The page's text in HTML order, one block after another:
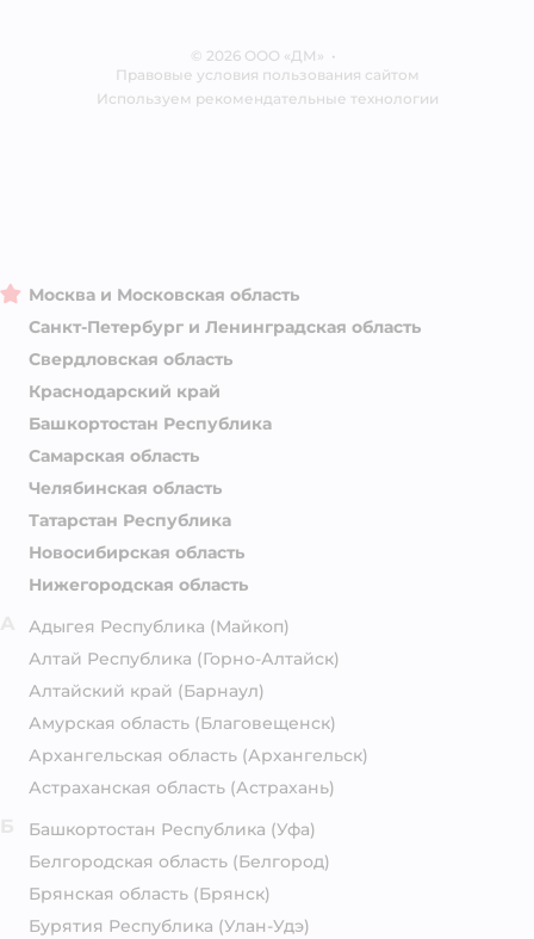
Блог
© 2026 ООО «ДМ» •
Правовые условия пользования сайтом
Используем рекомендательные технологии
Москва и Московская область
Санкт-Петербург и Ленинградская область
Свердловская область
Краснодарский край
Башкортостан Республика
Самарская область
Челябинская область
Татарстан Республика
Новосибирская область
Нижегородская область
Адыгея Республика (Майкоп)
Алтай Республика (Горно-Алтайск)
Алтайский край (Барнаул)
Амурская область (Благовещенск)
Архангельская область (Архангельск)
Астраханская область (Астрахань)
Башкортостан Республика (Уфа)
Белгородская область (Белгород)
Брянская область (Брянск)
Бурятия Республика (Улан-Удэ)